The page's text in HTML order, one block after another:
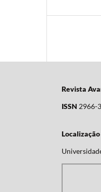
Revista
ISSN 2966-
Localização